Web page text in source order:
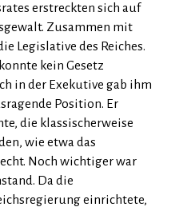
erstreckten sich auf
Zusammen mit
Legislative des Reiches.
kein Gesetz
in der Exekutive gab ihm
Position. Er
die klassischerweise
wie etwa das
Noch wichtiger war
Da die
einrichtete,